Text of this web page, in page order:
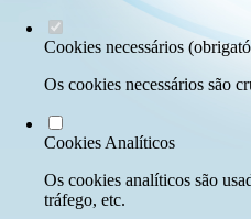
Cookies necessários
Os cookies necessários são
Cookies Analíticos
Os cookies analíticos são
tráfego, etc.